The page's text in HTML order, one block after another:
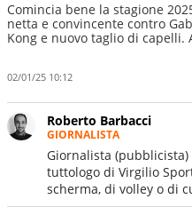
Comincia bene la stagione
netta e convincente contro
Kong e nuovo taglio di capelli.
02/01/25 10:12
Roberto Barbacci
GIORNALISTA
Giornalista
tuttologo di Virgilio
scherma, di volley o di